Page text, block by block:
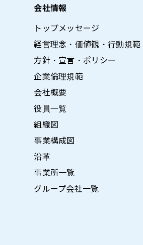
会社情報
トップメッセージ
経営理念・価値観・行動規範
方針・宣言・ポリシー
企業倫理規範
会社概要
役員一覧
組織図
事業構成図
沿革
事業所一覧
グループ会社一覧